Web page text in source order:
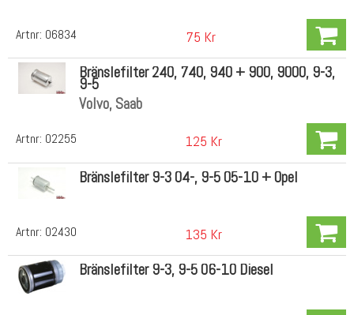
Artnr: 06834 75 Kr
Artnr: 02255
Bränslefilter 240, 740, 940 + 900, 9000, 9-3,
9-5
Volvo, Saab
125 Kr
Artnr: 02430
Bränslefilter 9-3 04-, 9-5 05-10 + Opel
135 Kr
Bränslefilter 9-3, 9-5 06-10 Diesel